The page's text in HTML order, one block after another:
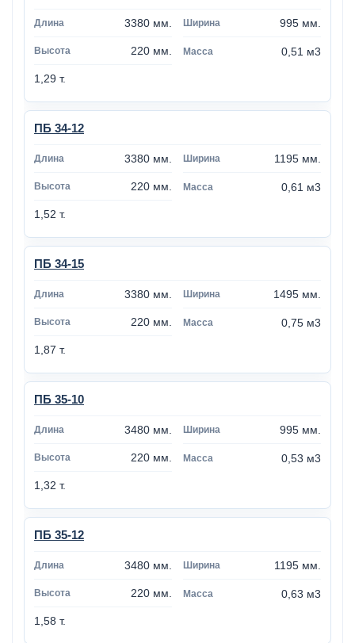
3380 мм. 995 мм.
220 мм. 0,51 м3
1,29 т.
ПБ 34-12
3380 мм. 1195 мм.
220 мм. 0,61 м3
1,52 т.
ПБ 34-15
3380 мм. 1495 мм.
220 мм. 0,75 м3
1,87 т.
ПБ 35-10
3480 мм. 995 мм.
220 мм. 0,53 м3
1,32 т.
ПБ 35-12
3480 мм. 1195 мм.
220 мм. 0,63 м3
1,58 т.